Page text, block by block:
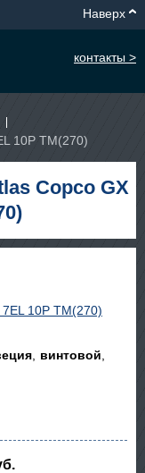
Наверх
контакты >
10P TM(270)
Copco GX
винтовой